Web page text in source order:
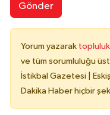
Gönder
Yorum yazarak topluluk
ve tüm sorumluluğu
İstikbal Gazetesi |
Dakika Haber hiçbir